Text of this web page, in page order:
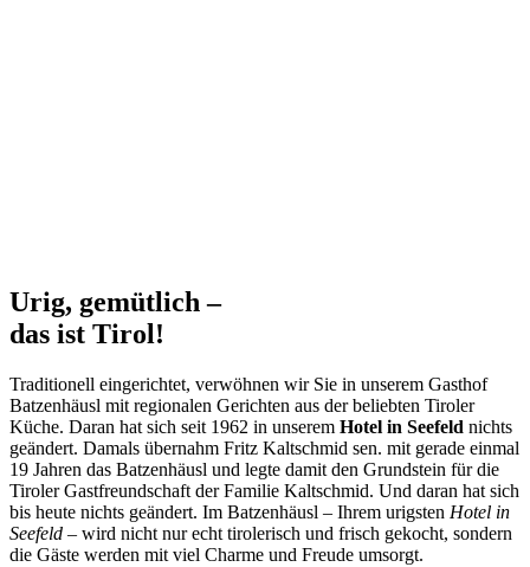
Urig, gemütlich –
das ist Tirol!
Traditionell eingerichtet, verwöhnen wir Sie in unserem Gasthof
Batzenhäusl mit regionalen Gerichten aus der beliebten Tiroler
Küche. Daran hat sich seit 1962 in unserem Hotel in Seefeld nichts
geändert. Damals übernahm Fritz Kaltschmid sen. mit gerade einmal
19 Jahren das Batzenhäusl und legte damit den Grundstein für die
Tiroler Gastfreundschaft der Familie Kaltschmid. Und daran hat sich
bis heute nichts geändert. Im Batzenhäusl – Ihrem urigsten Hotel in
Seefeld – wird nicht nur echt tirolerisch und frisch gekocht, sondern
die Gäste werden mit viel Charme und Freude umsorgt.